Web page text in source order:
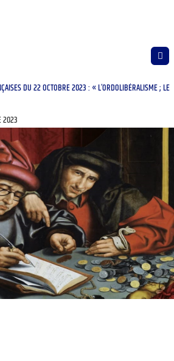
DU 22 OCTOBRE 2023 : « L’ORDOLIBÉRALISME ; LE
2023